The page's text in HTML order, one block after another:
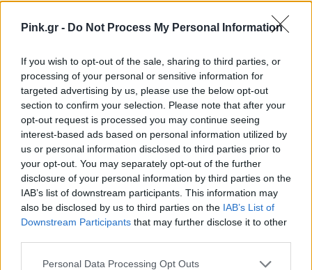
Pink.gr - Do Not Process My Personal Information
If you wish to opt-out of the sale, sharing to third parties, or
processing of your personal or sensitive information for
targeted advertising by us, please use the below opt-out
section to confirm your selection. Please note that after your
opt-out request is processed you may continue seeing
interest-based ads based on personal information utilized by
us or personal information disclosed to third parties prior to
your opt-out. You may separately opt-out of the further
disclosure of your personal information by third parties on the
IAB’s list of downstream participants. This information may
also be disclosed by us to third parties on the IAB’s List of
Downstream Participants that may further disclose it to other
Personal Data Processing Opt Outs
Ακολουθήστε το Pink.gr στοGoogle Newsκαι
Ακολουθήστε το Pink.gr και στοInstagram
ΔΙΑΦΗΜΙΣΗ